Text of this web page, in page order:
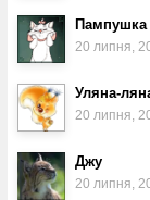
Пампушка
20 липня,
Уляна-
20 липня,
Джу
20 липня,